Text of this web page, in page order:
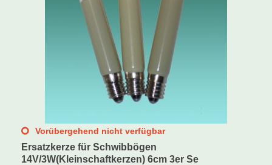
Vorübergehend nicht verfügbar
Ersatzkerze für Schwibbögen
14V/3W(Kleinschaftkerzen) 6cm 3er Se